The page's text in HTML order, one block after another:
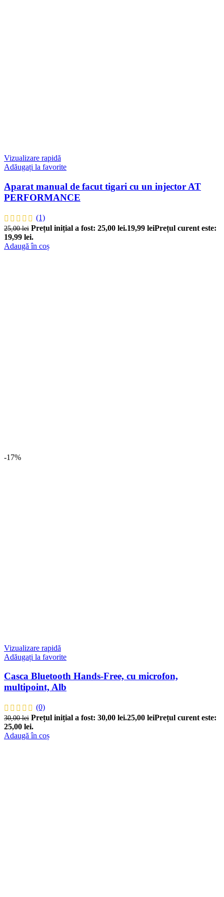
Vizualizare rapidă
Adăugați la favorite
Aparat manual de facut tigari cu un injector AT
PERFORMANCE
(1)
25,00lei Prețul inițial a fost: 25,00 lei.19,99 leiPrețul curent este:
19,99 lei.
Adaugă în coș
-17%
Vizualizare rapidă
Adăugați la favorite
Casca Bluetooth Hands-Free, cu microfon,
multipoint, Alb
(0)
30,00lei Prețul inițial a fost: 30,00 lei.25,00 leiPrețul curent este:
25,00 lei.
Adaugă în coș